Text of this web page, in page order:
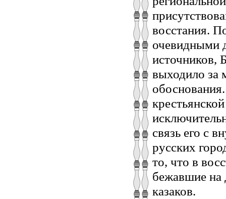
восстания.
очевидными
источников,
выходило за
связь его с
русских
то, что в
бежавшие на
казаков.